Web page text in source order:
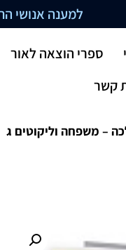
למענה אנושי התקשרו
ספרי הוצאה לאור
קשר
– משפחה וליקוטים ג